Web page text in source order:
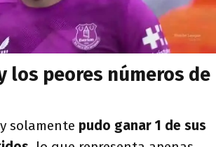
los peores números de
solamente pudo ganar 1 de sus